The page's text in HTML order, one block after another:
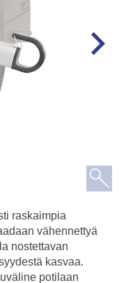
raskaimpia
vähennettyä
nostettavan
kasvaa.
potilaan